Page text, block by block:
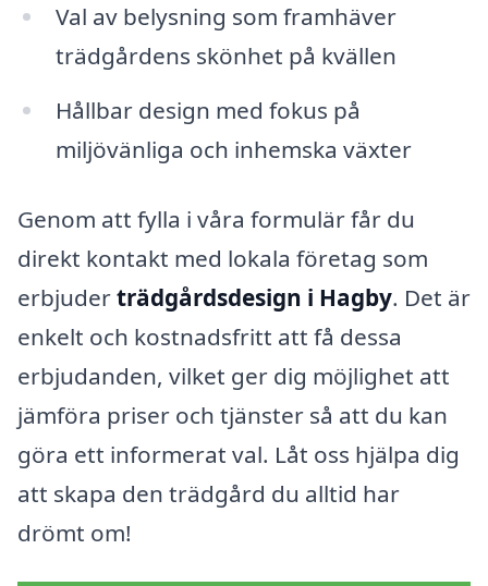
Val av belysning som framhäver
trädgårdens skönhet på kvällen
Hållbar design med fokus på
miljövänliga och inhemska växter
Genom att fylla i våra formulär får du
direkt kontakt med lokala företag som
erbjuderträdgårdsdesign i Hagby. Det är
enkelt och kostnadsfritt att få dessa
erbjudanden, vilket ger dig möjlighet att
jämföra priser och tjänster så att du kan
göra ett informerat val. Låt oss hjälpa dig
att skapa den trädgård du alltid har
drömt om!